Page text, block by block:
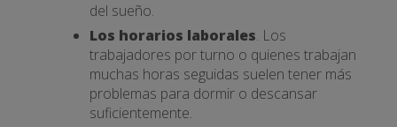
del sueño.
Los horarios laborales. Los
trabajadores por turno o quienes trabajan
muchas horas seguidas suelen tener más
problemas para dormir o descansar
suficientemente.